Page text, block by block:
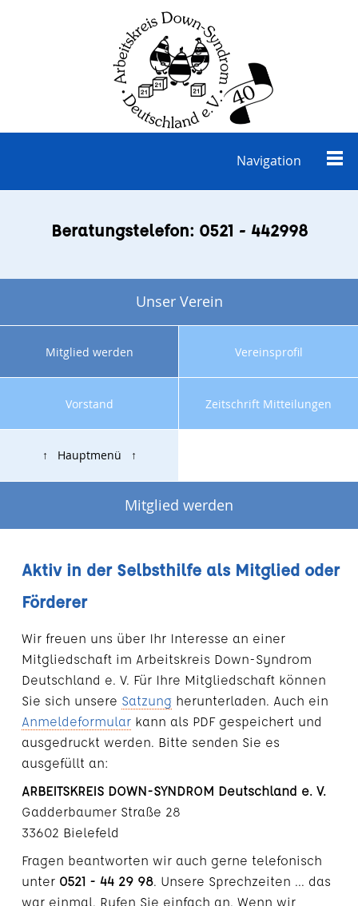
Navigation
Beratungstelefon: 0521 - 442998
Unser Verein
Mitglied werden Vereinsprofil
Vorstand Zeitschrift Mitteilungen
↑ Hauptmenü ↑
Mitglied werden
Aktiv in der Selbsthilfe als Mitglied oder
Förderer
Wir freuen uns über Ihr Interesse an einer
Mitgliedschaft im Arbeitskreis Down-Syndrom
Deutschland e. V. Für Ihre Mitgliedschaft können
Sie sich unsere Satzungherunterladen. Auch ein
Anmeldeformularkann als PDF gespeichert und
ausgedruckt werden. Bitte senden Sie es
ausgefüllt an:
ARBEITSKREIS DOWN-SYNDROM Deutschland e. V.
Gadderbaumer Straße 28
33602 Bielefeld
Fragen beantworten wir auch gerne telefonisch
unter 0521 - 44 29 98. Unsere Sprechzeiten ... das
war einmal. Rufen Sie einfach an. Wenn wir